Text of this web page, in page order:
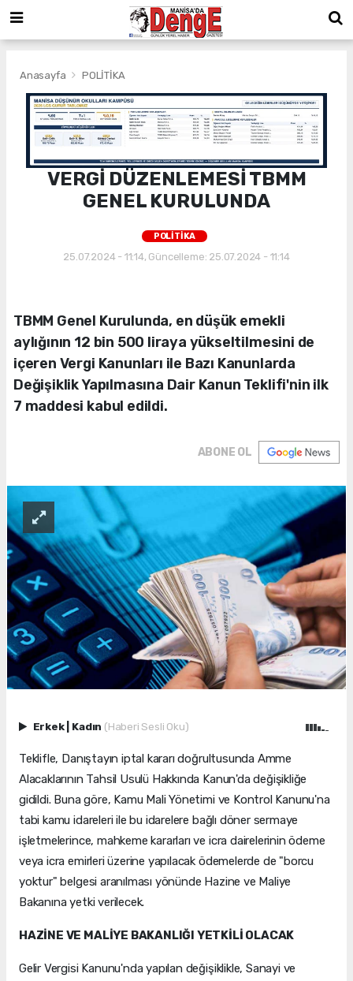
Anasayfa POLİTİKA
VERGİ DÜZENLEMESİ TBMM
GENEL KURULUNDA
POLİTİKA
25.07.2024 - 11:14, Güncelleme: 25.07.2024 - 11:14
TBMM Genel Kurulunda, en düşük emekli
aylığının 12 bin 500 liraya yükseltilmesini de
içeren Vergi Kanunları ile Bazı Kanunlarda
Değişiklik Yapılmasına Dair Kanun Teklifi'nin ilk
7 maddesi kabul edildi.
ABONE OL
Erkek Kadın (Haberi Sesli Oku)
Teklifle, Danıştayın iptal kararı doğrultusunda Amme
Alacaklarının Tahsil Usulü Hakkında Kanun'da değişikliğe
gidildi. Buna göre, Kamu Mali Yönetimi ve Kontrol Kanunu'na
tabi kamu idareleri ile bu idarelere bağlı döner sermaye
işletmelerince, mahkeme kararları ve icra dairelerinin ödeme
veya icra emirleri üzerine yapılacak ödemelerde de "borcu
yoktur" belgesi aranılması yönünde Hazine ve Maliye
Bakanına yetki verilecek.
HAZİNE VE MALİYE BAKANLIĞI YETKİLİ OLACAK
Gelir Vergisi Kanunu'nda yapılan değişiklikle, Sanayi ve